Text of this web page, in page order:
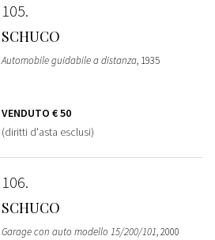
105
SCHUCO
Automobile guidabile a distanza, 1935
VENDUTO € 50
(diritti d'asta esclusi)
106
SCHUCO
Garage con auto modello 15/200/101, 2000